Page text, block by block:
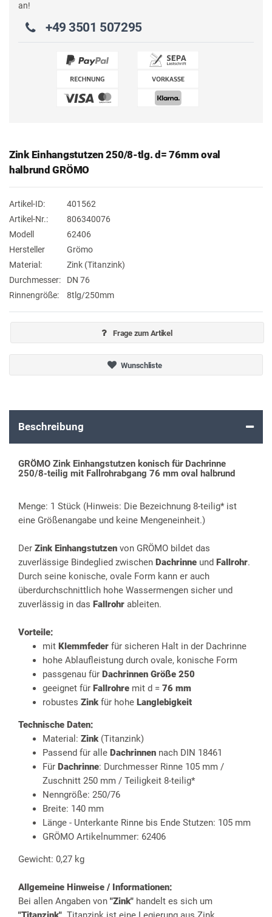
an!
+49 3501 507295
Zink Einhangstutzen 250/8-tlg. d= 76mm oval
halbrund GRÖMO
Artikel-ID:
401562
Artikel-Nr.:
806340076
Modell
62406
Hersteller
Grömo
Material:
Zink (Titanzink)
Durchmesser:
DN 76
Rinnengröße:
8tlg/250mm
Frage zum Artikel
Wunschliste
Beschreibung
GRÖMO Zink Einhangstutzen konisch für Dachrinne
250/8-teilig mit Fallrohrabgang 76 mm oval halbrund
Menge: 1 Stück (Hinweis: Die Bezeichnung 8-teilig* ist
eine Größenangabe und keine Mengeneinheit.)
Der Zink Einhangstutzen von GRÖMO bildet das
zuverlässige Bindeglied zwischen Dachrinne und Fallrohr.
Durch seine konische, ovale Form kann er auch
überdurchschnittlich hohe Wassermengen sicher und
zuverlässig in das Fallrohr ableiten.
Vorteile:
mit Klemmfeder für sicheren Halt in der Dachrinne
hohe Ablaufleistung durch ovale, konische Form
passgenau für Dachrinnen Größe 250
geeignet für Fallrohre mit d = 76 mm
robustes Zinkfür hohe Langlebigkeit
Technische Daten:
Material: Zink(Titanzink)
Passend für alle Dachrinnen nach DIN 18461
Für Dachrinne: Durchmesser Rinne 105 mm /
Zuschnitt 250 mm / Teiligkeit 8-teilig*
Nenngröße: 250/76
Breite: 140 mm
Länge - Unterkante Rinne bis Ende Stutzen: 105 mm
GRÖMO Artikelnummer: 62406
Gewicht: 0,27 kg
Allgemeine Hinweise / Informationen:
Bei allen Angaben von "Zink" handelt es sich um